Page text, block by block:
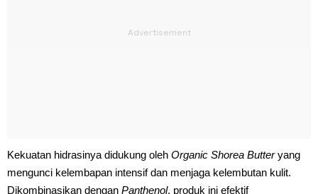
Kekuatan hidrasinya didukung oleh Organic Shorea Butteryang
mengunci kelembapan intensif dan menjaga kelembutan kulit.
Dikombinasikan dengan Panthenol, produk ini efektif